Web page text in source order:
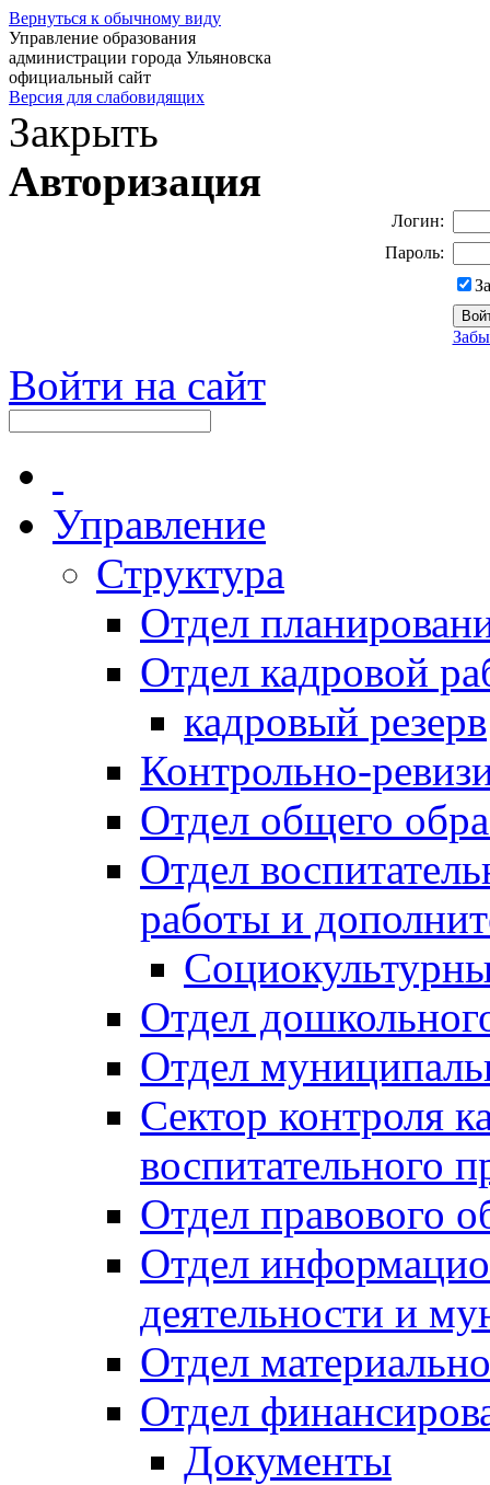
Вернуться к обычному виду
Управление образования
администрации города Ульяновска
официальный сайт
Версия для слабовидящих
Закрыть
Авторизация
Логин:
Пароль:
Войти на сайт
Управление
Структура
Отдел
Отдел кадровой
кадровый резерв
Контрольно-
Отдел общего
Отдел
работы и
Отдел
Отдел
Сектор контроля
воспитательного
Отдел правового
Отдел
деятельности и
Отдел
Отдел
Документы